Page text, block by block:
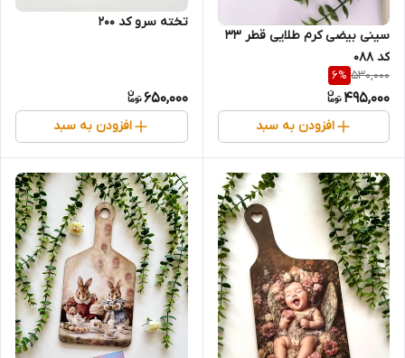
سینی بیضی کرم طلایی قطر ۳۳
کد 088
530,000
6%
495,000
افزودن به سبد
تخته سرو کد 200
650,000
افزودن به سبد